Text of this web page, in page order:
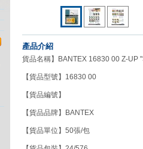
產品介紹
貨品名稱】BANTEX 16830 00 Z-UP
【貨品型號】16830 00
【貨品編號】
【貨品品牌】BANTEX
【貨品單位】50張/包